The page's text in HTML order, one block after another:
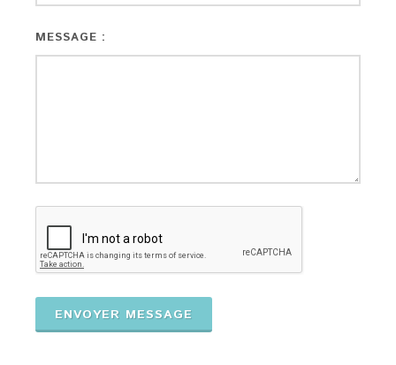
MESSAGE :
ENVOYER MESSAGE